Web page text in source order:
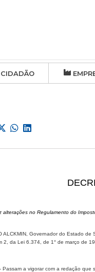
CIDADÃO
alterações no Regulamento do
ALCKMIN, Governador do Estado
2, da Lei 6.374, de 1° de março de
- Passam a vigorar com a redação que